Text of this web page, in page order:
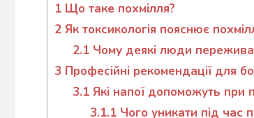
1 Що таке похмілля?
2 Як токсикологія пояснює
2.1Чому деякі люди
3 Професійні рекомендації для
3.1Які напої допоможуть при
3.1.1 Чого уникати під час